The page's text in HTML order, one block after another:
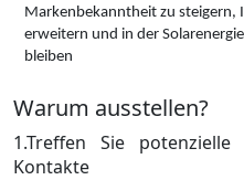
Markenbekanntheit zu steigern,
erweitern und in der
bleiben
Warum ausstellen?
1.Treffen Sie
Kontakte